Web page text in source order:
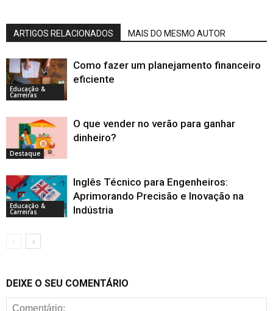
ARTIGOS RELACIONADOS MAIS DO MESMO AUTOR
Educação &
Carreiras
Como fazer um planejamento financeiro
eficiente
Destaque
O que vender no verão para ganhar
dinheiro?
Educação &
Carreiras
Inglês Técnico para Engenheiros:
Aprimorando Precisão e Inovação na
Indústria
DEIXE O SEU COMENTÁRIO